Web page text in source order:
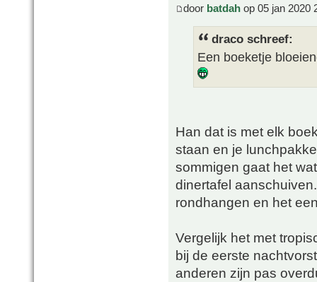
door batdah op 05 jan 2020
draco schreef:
Een boeketje
Han dat is met elk
staan en je
sommigen gaat het
dinertafel
rondhangen en het
Vergelijk het met
bij de eerste
anderen zijn pas